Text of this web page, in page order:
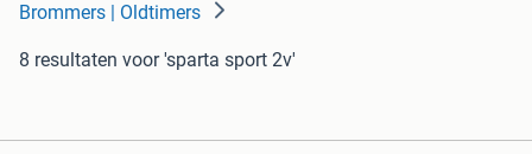
Brommers | Oldtimers
8 resultaten voor 'sparta sport 2v'